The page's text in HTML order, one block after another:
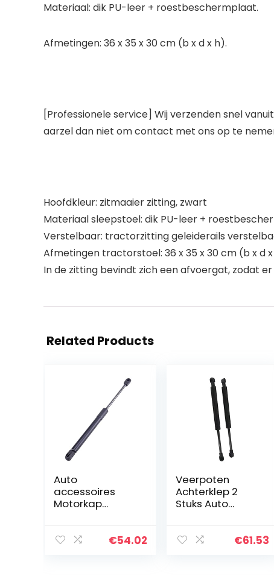
Materiaal: dik PU-leer + roestbeschermplaat.
Afmetingen: 36 x 35 x 30 cm (b x d x h).
[Professionele service] Wij verzenden snel
aarzel dan niet om contact met ons op te
Hoofdkleur: zitmaaier zitting, zwart
Materiaal sleepstoel: dik PU-leer +
Verstelbaar: tractorzitting geleiderails
Afmetingen tractorstoel: 36 x 35 x 30 cm (b x d
In de zitting bevindt zich een afvoergat, zodat
Related Products
Auto
accessoires
Motorkap
2003 2004 2005
€54.02
Veerpoten
Achterklep 2
Stuks Auto
Hijsbeugel Voor
€61.53